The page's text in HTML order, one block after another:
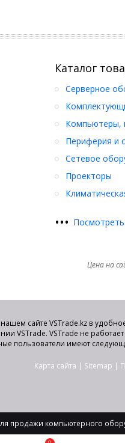
Каталог
Серверное
Компьютеры,
Периферия и
Сетевое
Проекторы
•••
Цена на
сайте VSTrade.kz в
VSTrade. VSTrade не
пользователи имеют
Карта сайта | Sitemap |
продажи компьютерного